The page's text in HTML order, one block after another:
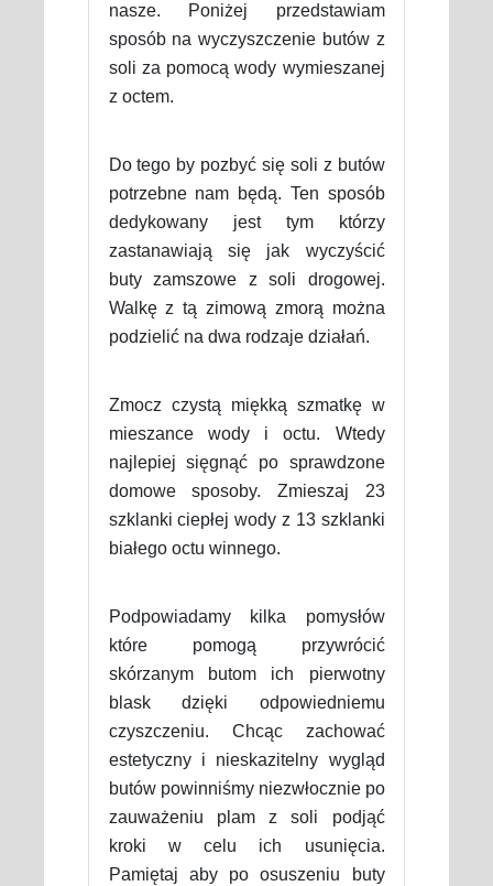
nasze. Poniżej przedstawiam
sposób na wyczyszczenie butów z
soli za pomocą wody wymieszanej
z octem.
Do tego by pozbyć się soli z butów
potrzebne nam będą. Ten sposób
dedykowany jest tym którzy
zastanawiają się jak wyczyścić
buty zamszowe z soli drogowej.
Walkę z tą zimową zmorą można
podzielić na dwa rodzaje działań.
Zmocz czystą miękką szmatkę w
mieszance wody i octu. Wtedy
najlepiej sięgnąć po sprawdzone
domowe sposoby. Zmieszaj 23
szklanki ciepłej wody z 13 szklanki
białego octu winnego.
Podpowiadamy kilka pomysłów
które pomogą przywrócić
skórzanym butom ich pierwotny
blask dzięki odpowiedniemu
czyszczeniu. Chcąc zachować
estetyczny i nieskazitelny wygląd
butów powinniśmy niezwłocznie po
zauważeniu plam z soli podjąć
kroki w celu ich usunięcia.
Pamiętaj aby po osuszeniu buty